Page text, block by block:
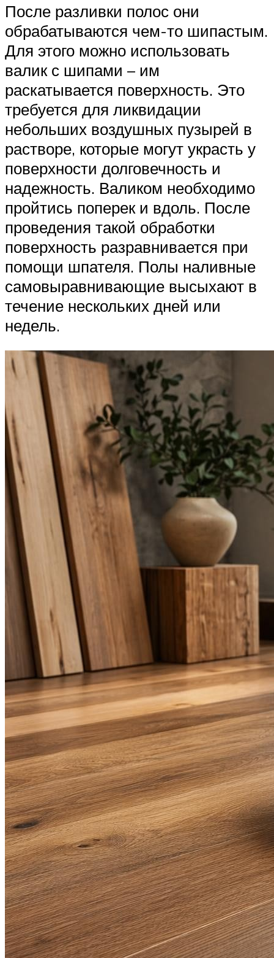
После разливки полос они
обрабатываются чем-то шипастым.
Для этого можно использовать
валик с шипами – им
раскатывается поверхность. Это
требуется для ликвидации
небольших воздушных пузырей в
растворе, которые могут украсть у
поверхности долговечность и
надежность. Валиком необходимо
пройтись поперек и вдоль. После
проведения такой обработки
поверхность разравнивается при
помощи шпателя. Полы наливные
самовыравнивающие высыхают в
течение нескольких дней или
недель.